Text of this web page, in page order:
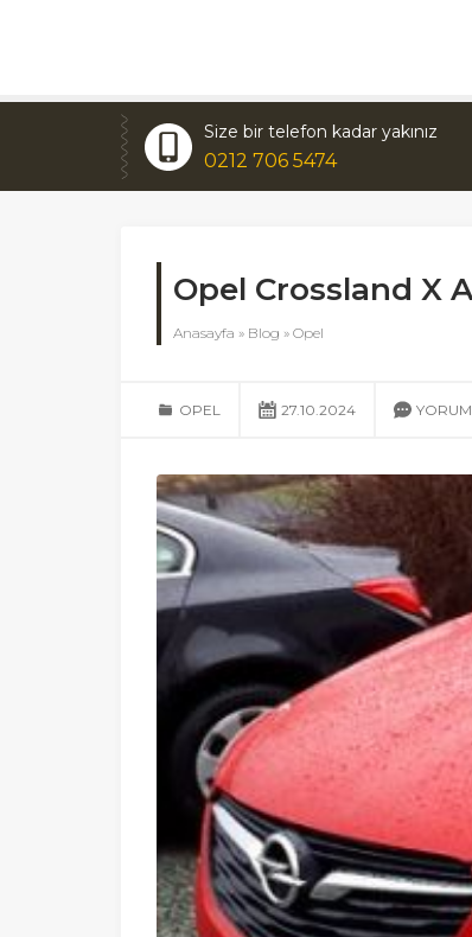
Size bir telefon kadar yakınız
0212 706 5474
Opel Crossland X
Anasayfa » Blog » Opel
OPEL 27.10.2024